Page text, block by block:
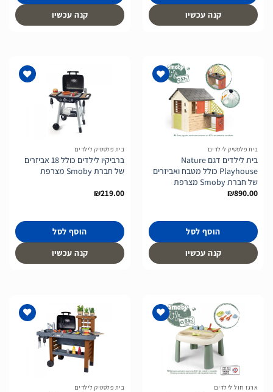
קנה עכשיו
קנה עכשיו
בית פלסטיק לילדים
בית לילדים דגם Nature
Playhouse כולל מטבח ואביזרים
של חברת Smoby מצרפת
₪890.00
הוסף לסל
קנה עכשיו
בית פלסטיק לילדים
ברביקיו לילדים כולל 18 אביזרים
של חברת Smoby מצרפת
₪219.00
הוסף לסל
קנה עכשיו
ארגז חול לילדים בית פלסטיק לילדים